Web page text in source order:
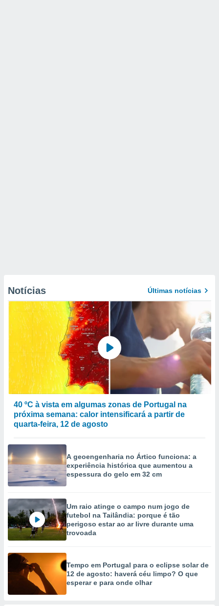
Notícias Últimas notícias
40 ºC à vista em algumas zonas de Portugal na
próxima semana: calor intensificará a partir de
quarta-feira, 12 de agosto
A geoengenharia no Ártico funciona: a
experiência histórica que aumentou a
espessura do gelo em 32 cm
Um raio atinge o campo num jogo de
futebol na Tailândia: porque é tão
perigoso estar ao ar livre durante uma
trovoada
Tempo em Portugal para o eclipse solar de
12 de agosto: haverá céu limpo? O que
esperar e para onde olhar